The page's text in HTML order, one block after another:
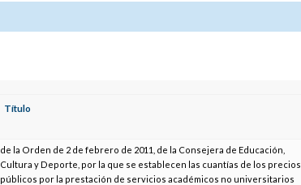
Título
de la Orden de 2 de febrero de 2011, de la Consejera de Educación,
Cultura y Deporte, por la que se establecen las cuantías de los precios
públicos por la prestación de servicios académicos no universitarios